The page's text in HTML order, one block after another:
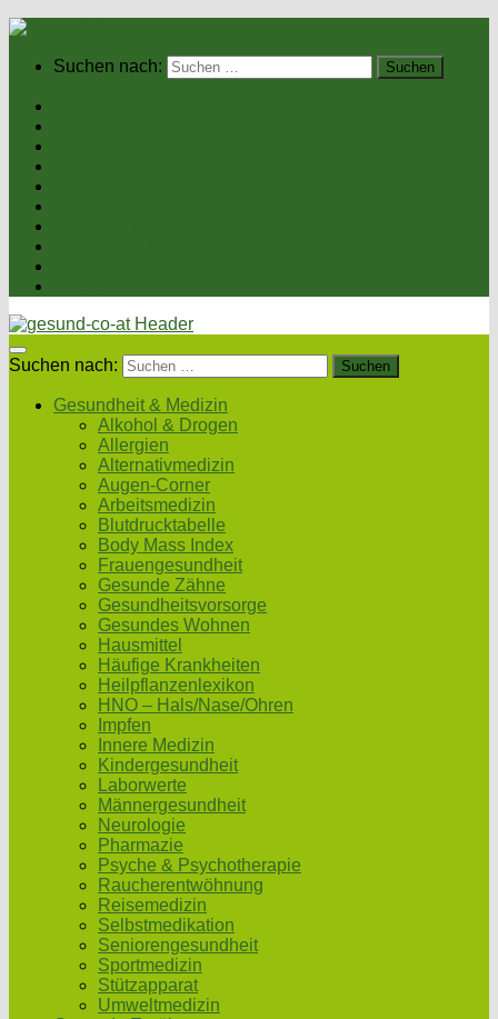
Suchen nach:
Suchen nach:
Gesundheit & Medizin
Alkohol & Drogen
Allergien
Alternativmedizin
Augen-Corner
Arbeitsmedizin
Blutdrucktabelle
Body Mass Index
Frauengesundheit
Gesunde Zähne
Gesundheitsvorsorge
Gesundes Wohnen
Hausmittel
Häufige Krankheiten
Heilpflanzenlexikon
HNO – Hals/Nase/Ohren
Impfen
Innere Medizin
Kindergesundheit
Laborwerte
Männergesundheit
Neurologie
Pharmazie
Psyche & Psychotherapie
Raucherentwöhnung
Reisemedizin
Selbstmedikation
Seniorengesundheit
Sportmedizin
Stützapparat
Umweltmedizin